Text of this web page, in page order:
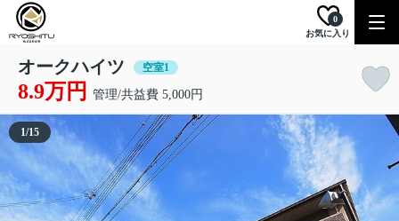
お気に入り
0
オークハイツ 空室1
8.9万円 管理/共益費 5,000円
1/15